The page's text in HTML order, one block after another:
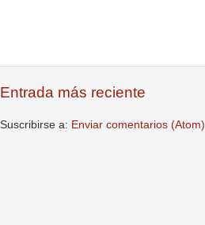
Entrada más reciente
Suscribirse a: Enviar comentarios (Atom)